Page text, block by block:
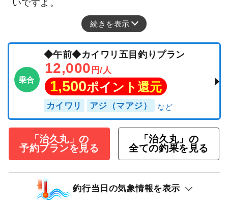
いですよ。
続きを表示
乗合
◆午前◆カイワリ五目釣りプラン
12,000 円/人
1,500ポイント還元
カイワリ アジ（マアジ）
「治久丸」の
予約プランを見る
「治久丸」の
全ての釣果を見る
釣行当日の気象情報を表示